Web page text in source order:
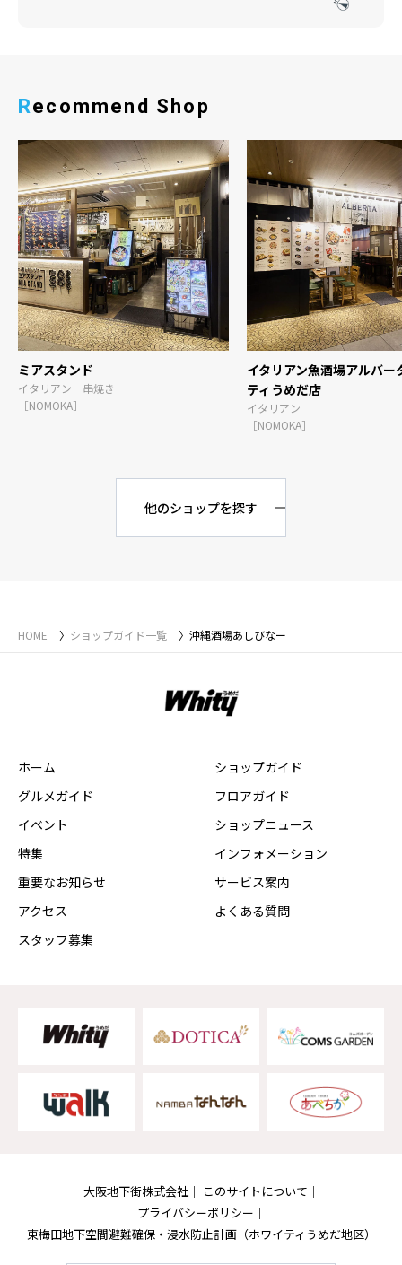
Recommend Shop
ミアスタンド
イタリアン 串焼き
［NOMOKA］
イタリアン魚酒場アルバー
ティうめだ店
イタリアン
［NOMOKA］
他のショップを探す
HOME ショップガイド一覧 沖縄酒場あしびなー
ホーム
グルメガイド
イベント
特集
重要なお知らせ
アクセス
スタッフ募集
ショップガイド
フロアガイド
ショップニュース
インフォメーション
サービス案内
よくある質問
大阪地下街株式会社
このサイトについて
プライバシーポリシー
東梅田地下空間避難確保・浸水防止計画（ホワイティうめだ地区）